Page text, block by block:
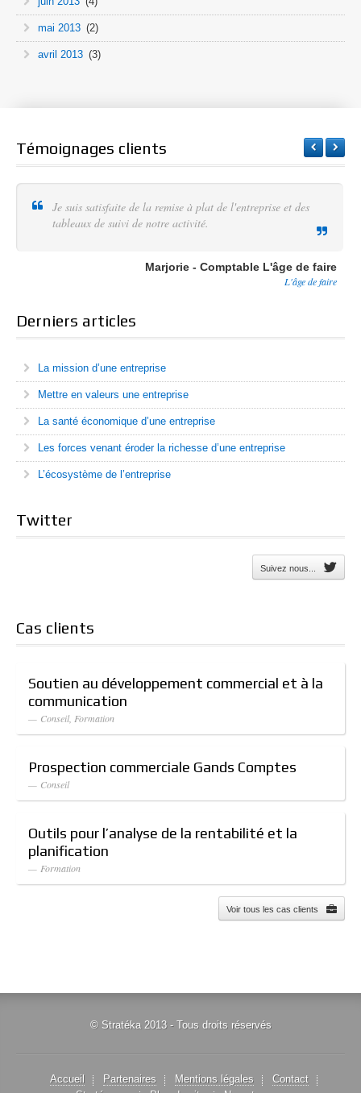
mai 2013 (2)
avril 2013 (3)
Témoignages clients
Je suis satisfaite de la remise à plat de l'entreprise et des
tableaux de suivi de notre activité.
Marjorie - Comptable L'âge de faire
L'âge de faire
Derniers articles
La mission d’une entreprise
Mettre en valeurs une entreprise
La santé économique d’une entreprise
Les forces venant éroder la richesse d’une entreprise
L’écosystème de l’entreprise
Twitter
Suivez nous...
Cas clients
Soutien au développement commercial et à la
communication
— Conseil, Formation
Prospection commerciale Gands Comptes
— Conseil
Outils pour l’analyse de la rentabilité et la
planification
— Formation
Voir tous les cas clients
© Stratéka 2013 - Tous droits réservés
Accueil Partenaires Mentions légales
Contact